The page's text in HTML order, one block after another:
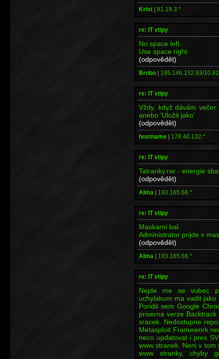
Krist | 81.19.3.*
re: IT vtipy
No space left..
Use space right.
(odpovědět)
Brobo | 195.146.152.93/
re: IT vtipy
Vždy, když dávám
anebo 'Uložit jako'
(odpovědět)
hostname | 178.40.132.*
re: IT vtipy
Tatranky.rar - energie
(odpovědět)
Alma | 193.165.66.*
re: IT vtipy
Maskarni bal.
Administrator prijde v
(odpovědět)
Alma | 193.165.66.*
re: IT vtipy
Nejde me se vubec
uchylakum ma vadit
Poridil sem Google
priserna verze
sracek. Nedostupne
Metasploit Framework
neco updatovat i pres
www stranek. Neni v
www stranky, chyby